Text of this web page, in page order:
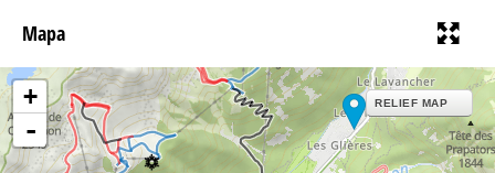
Mapa
+
-
RELIEF MAP